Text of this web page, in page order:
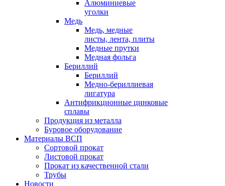
Алюминиевые
уголки
Медь
Медь, медные
листы, лента, плиты
Медные прутки
Медная фольга
Бериллий
Бериллий
Медно-бериллиевая
лигатура
Антифрикционные цинковые
сплавы
Продукция из металла
Буровое оборудование
Материалы ВСП
Сортовой прокат
Листовой прокат
Прокат из качественной стали
Трубы
Новости